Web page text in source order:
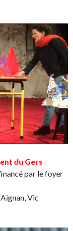
du Gers
par le foyer
Vic